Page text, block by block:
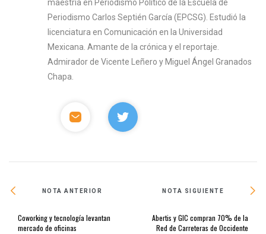
maestría en Periodismo Político de la Escuela de
Periodismo Carlos Septién García (EPCSG). Estudió la
licenciatura en Comunicación en la Universidad
Mexicana. Amante de la crónica y el reportaje.
Admirador de Vicente Leñero y Miguel Ángel Granados
Chapa.
NOTA ANTERIOR
Coworking y tecnología levantan
mercado de oficinas
NOTA SIGUIENTE
Abertis y GIC compran 70% de la
Red de Carreteras de Occidente